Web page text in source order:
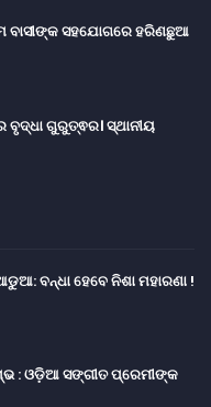
ବାସୀଙ୍କ ସହଯୋଗରେ ହରିଣଛୁଆ
ଗୁରୁତ୍ଵର। ସ୍ଥାନୀୟ
ବନ୍ଧା ହେବେ ନିଶା ମହାରଣା !
: ଓଡ଼ିଆ ସଙ୍ଗୀତ ପ୍ରେମୀଙ୍କ